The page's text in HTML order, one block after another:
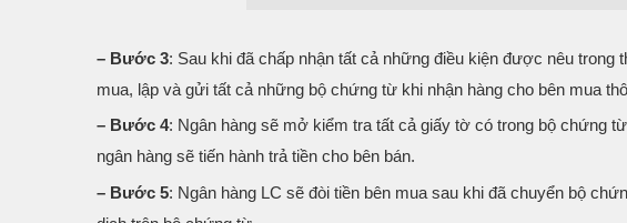
– Bước 3: Sau khi đã chấp nhận tất cả những điều kiện được nêu
mua, lập và gửi tất cả những bộ chứng từ khi nhận hàng cho bên mua
– Bước 4: Ngân hàng sẽ mở kiểm tra tất cả giấy tờ có trong bộ chứng
ngân hàng sẽ tiến hành trả tiền cho bên bán.
– Bước 5: Ngân hàng LC sẽ đòi tiền bên mua sau khi đã chuyển bộ